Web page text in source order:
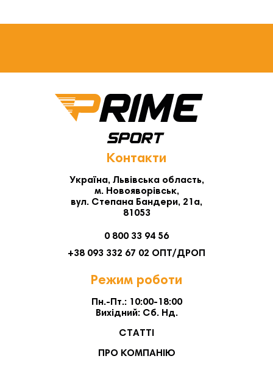
Контакти
Україна, Львівська область,
м. Новояворівськ,
вул. Степана Бандери, 21а,
81053
0 800 33 94 56
+38 093 332 67 02 ОПТ/ДРОП
Режим роботи
Пн.-Пт.: 10:00-18:00
Вихідний: Сб. Нд.
СТАТТІ
ПРО КОМПАНІЮ